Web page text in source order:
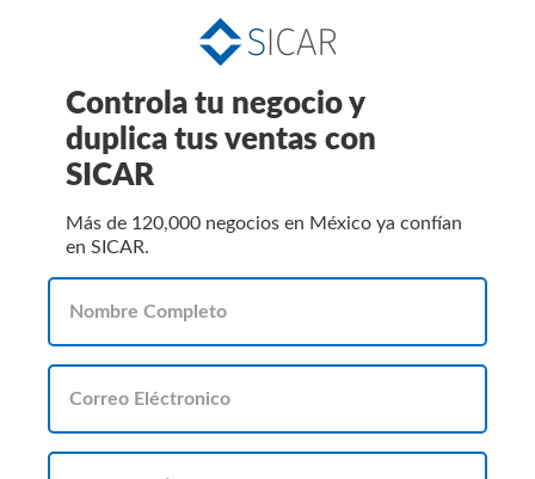
Controla tu negocio y
duplica tus ventas con
SICAR
Más de 120,000 negocios en México ya confían
en SICAR.